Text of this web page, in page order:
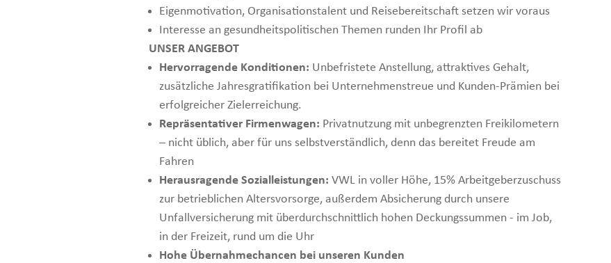
Eigenmotivation, Organisationstalent und Reisebereitschaft setzen wir voraus
Interesse an gesundheitspolitischen Themen runden Ihr Profil ab
UNSER ANGEBOT
Hervorragende Konditionen: Unbefristete Anstellung, attraktives Gehalt,
zusätzliche Jahresgratifikation bei Unternehmenstreue und Kunden-Prämien bei
erfolgreicher Zielerreichung.
Repräsentativer Firmenwagen: Privatnutzung mit unbegrenzten Freikilometern
– nicht üblich, aber für uns selbstverständlich, denn das bereitet Freude am
Fahren
Herausragende Sozialleistungen: VWL in voller Höhe, 15% Arbeitgeberzuschuss
zur betrieblichen Altersvorsorge, außerdem Absicherung durch unsere
Unfallversicherung mit überdurchschnittlich hohen Deckungssummen - im Job,
in der Freizeit, rund um die Uhr
Hohe Übernahmechancen bei unseren Kunden